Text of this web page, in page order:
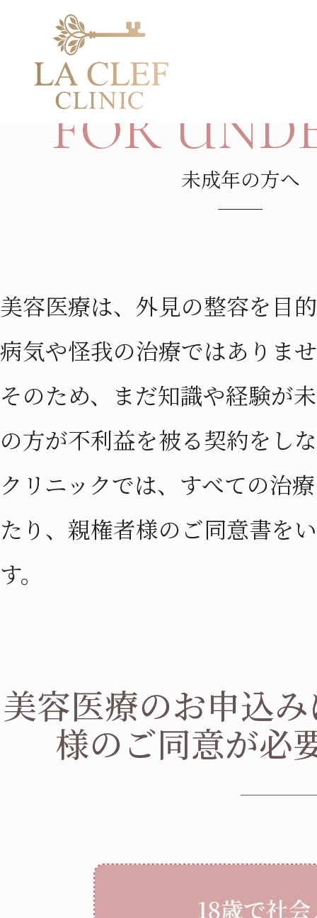
未成年の方へ
FOR
未成年の方へ
美容医療は、外見の整容を目
病気や怪我の治療ではありま
そのため、まだ知識や経験が
の方が不利益を被る契約をし
クリニックでは、すべての治
たり、親権者様のご同意書を
す。
美容医療のお申込
様のご同意が必